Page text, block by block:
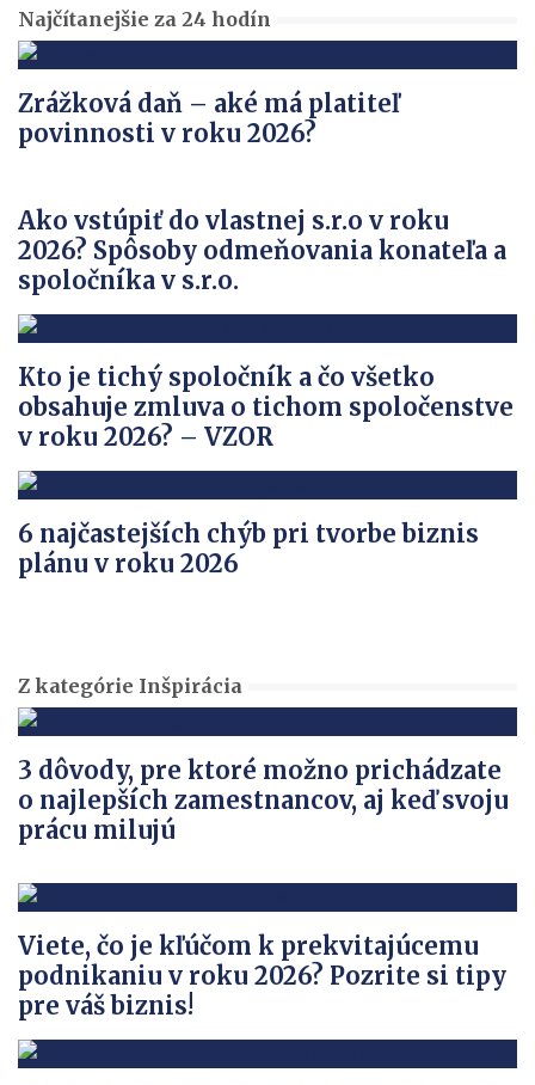
Najčítanejšie za 24 hodín
Zrážková daň – aké má platiteľ
povinnosti v roku 2026?
Ako vstúpiť do vlastnej s.r.o v roku
2026? Spôsoby odmeňovania konateľa a
spoločníka v s.r.o.
Kto je tichý spoločník a čo všetko
obsahuje zmluva o tichom spoločenstve
v roku 2026? – VZOR
6 najčastejších chýb pri tvorbe biznis
plánu v roku 2026
Z kategórie Inšpirácia
3 dôvody, pre ktoré možno prichádzate
o najlepších zamestnancov, aj keď svoju
prácu milujú
Viete, čo je kľúčom k prekvitajúcemu
podnikaniu v roku 2026? Pozrite si tipy
pre váš biznis!